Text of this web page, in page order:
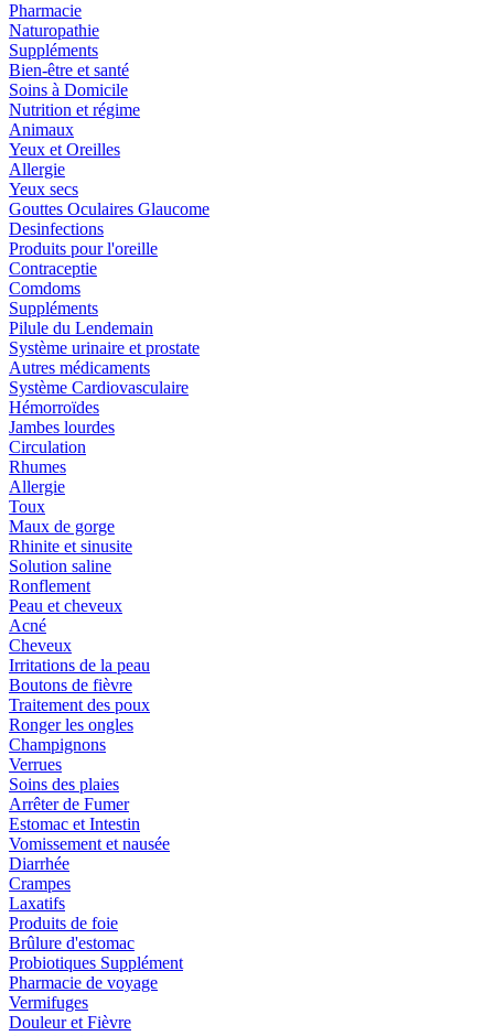
Pharmacie
Naturopathie
Suppléments
Bien-être et santé
Soins à Domicile
Nutrition et régime
Animaux
Yeux et Oreilles
Allergie
Yeux secs
Gouttes Oculaires Glaucome
Desinfections
Produits pour l'oreille
Contraceptie
Comdoms
Suppléments
Pilule du Lendemain
Système urinaire et prostate
Autres médicaments
Système Cardiovasculaire
Hémorroïdes
Jambes lourdes
Circulation
Rhumes
Allergie
Toux
Maux de gorge
Rhinite et sinusite
Solution saline
Ronflement
Peau et cheveux
Acné
Cheveux
Irritations de la peau
Boutons de fièvre
Traitement des poux
Ronger les ongles
Champignons
Verrues
Soins des plaies
Arrêter de Fumer
Estomac et Intestin
Vomissement et nausée
Diarrhée
Crampes
Laxatifs
Produits de foie
Brûlure d'estomac
Probiotiques Supplément
Pharmacie de voyage
Vermifuges
Douleur et Fièvre